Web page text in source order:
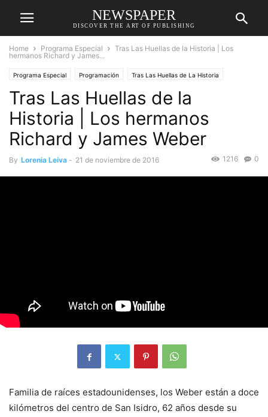
NEWSPAPER
DISCOVER THE ART OF PUBLISHING
Home Programa Especial
Tras Las Huellas de la Historia | Los
hermanos Richard y James...
Programa Especial Programación Tras Las Huellas de La Historia
Tras Las Huellas de la
Historia | Los hermanos
Richard y James Weber
By Lorenia Leiva - 21 de noviembre de 2016 0
1216
Familia de raíces estadounidenses, los Weber están a doce
kilómetros del centro de San Isidro, 62 años desde su